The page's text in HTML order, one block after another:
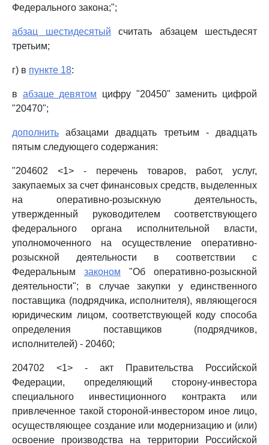
Федерального закона;";
абзац шестидесятый считать абзацем шестьдесят
третьим;
г) в пункте 18:
в абзаце девятом цифру "20450" заменить цифрой
"20470";
дополнить абзацами двадцать третьим - двадцать
пятым следующего содержания:
"204602 <1> - перечень товаров, работ, услуг,
закупаемых за счет финансовых средств, выделенных
на оперативно-розыскную деятельность,
утвержденный руководителем соответствующего
федерального органа исполнительной власти,
уполномоченного на осуществление оперативно-
розыскной деятельности в соответствии с
Федеральным законом "Об оперативно-розыскной
деятельности"; в случае закупки у единственного
поставщика (подрядчика, исполнителя), являющегося
юридическим лицом, соответствующей коду способа
определения поставщиков (подрядчиков,
исполнителей) - 20460;
204702 <1> - акт Правительства Российской
Федерации, определяющий сторону-инвестора
специального инвестиционного контракта или
привлеченное такой стороной-инвестором иное лицо,
осуществляющее создание или модернизацию и (или)
освоение производства на территории Российской